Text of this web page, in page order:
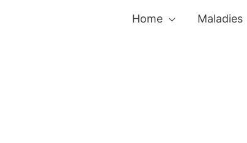
Home Maladies